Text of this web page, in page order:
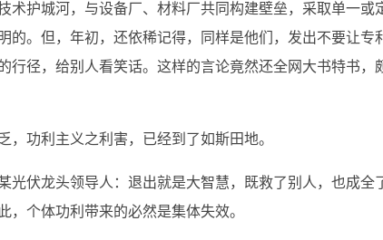
术护城河，与设备厂、材料厂共同构建壁垒，采取单一或
的。但，年初，还依稀记得，同样是他们，发出不要让专
行径，给别人看笑话。这样的言论竟然还全网大书特书，
功利主义之利害，已经到了如斯田地。
光伏龙头领导人：退出就是大智慧，既救了别人，也成全
个体功利带来的必然是集体失效。